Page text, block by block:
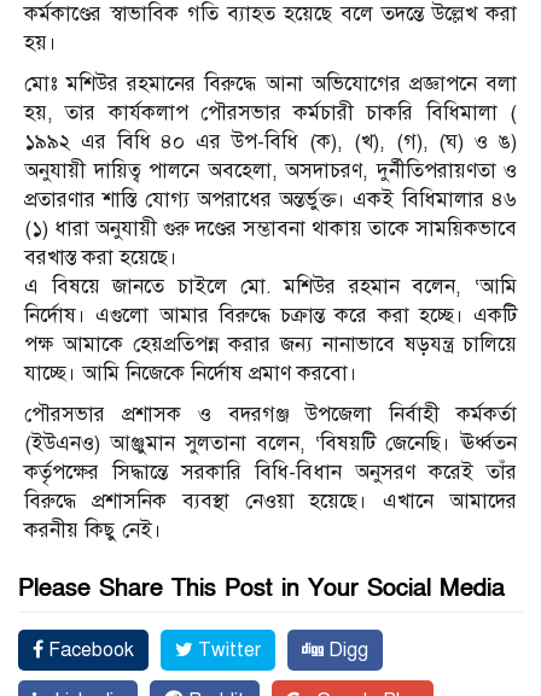
কর্মকাণ্ডের স্বাভাবিক গতি ব্যাহত হয়েছে বলে তদন্তে উল্লেখ করা
হয়।
মোঃ মশিউর রহমানের বিরুদ্ধে আনা অভিযোগের প্রজ্ঞাপনে বলা
হয়, তার কার্যকলাপ পৌরসভার কর্মচারী চাকরি বিধিমালা (
১৯৯২ এর বিধি ৪০ এর উপ-বিধি (ক), (খ), (গ), (ঘ) ও ঙ)
অনুযায়ী দায়িত্ব পালনে অবহেলা, অসদাচরণ, দুর্নীতিপরায়ণতা ও
প্রতারণার শাস্তি যোগ্য অপরাধের অন্তর্ভুক্ত। একই বিধিমালার ৪৬
(১) ধারা অনুযায়ী গুরু দণ্ডের সম্ভাবনা থাকায় তাকে সাময়িকভাবে
বরখাস্ত করা হয়েছে।
এ বিষয়ে জানতে চাইলে মো. মশিউর রহমান বলেন, ‘আমি
নির্দোষ। এগুলো আমার বিরুদ্ধে চক্রান্ত করে করা হচ্ছে। একটি
পক্ষ আমাকে হেয়প্রতিপন্ন করার জন্য নানাভাবে ষড়যন্ত্র চালিয়ে
যাচ্ছে। আমি নিজেকে নির্দোষ প্রমাণ করবো।
পৌরসভার প্রশাসক ও বদরগঞ্জ উপজেলা নির্বাহী কর্মকর্তা
(ইউএনও) আঞ্জুমান সুলতানা বলেন, ‘বিষয়টি জেনেছি। ঊর্ধ্বতন
কর্তৃপক্ষের সিদ্ধান্তে সরকারি বিধি-বিধান অনুসরণ করেই তাঁর
বিরুদ্ধে প্রশাসনিক ব্যবস্থা নেওয়া হয়েছে। এখানে আমাদের
করনীয় কিছু নেই।
Please Share This Post in Your Social Media
Facebook Twitter Digg